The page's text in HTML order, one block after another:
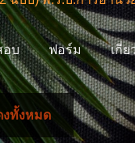
อบ ฟอร์ม เกี่
งทั้งหมด